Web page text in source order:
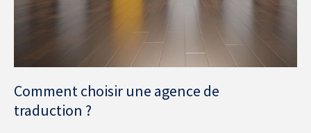
Comment choisir une agence de
traduction ?